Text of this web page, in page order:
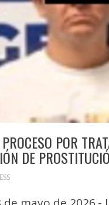
POR
DE